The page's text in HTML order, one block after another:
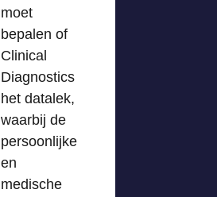
moet
bepalen of
Clinical
Diagnostics
het datalek,
waarbij de
persoonlijke
en
medische